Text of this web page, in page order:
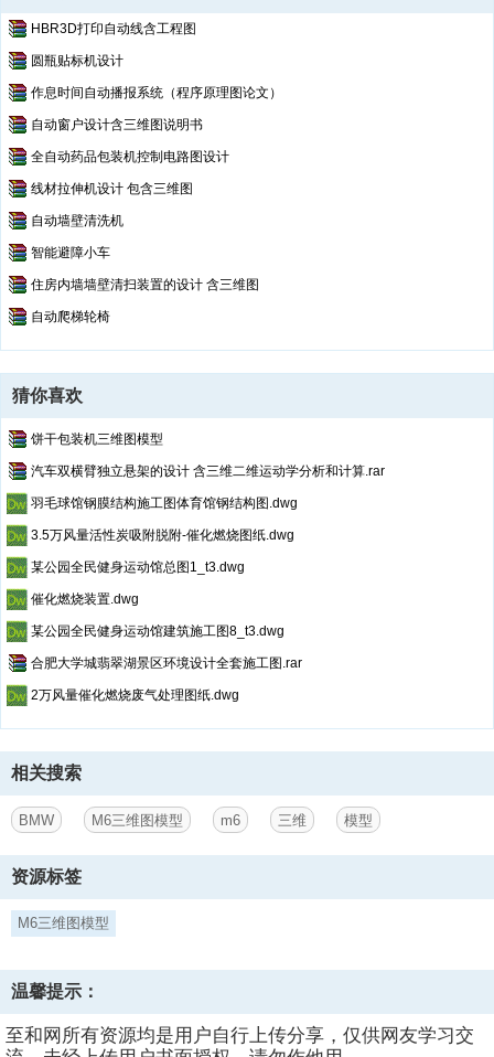
HBR3D打印自动线含工程图
圆瓶贴标机设计
作息时间自动播报系统（程序原理图论文）
自动窗户设计含三维图说明书
全自动药品包装机控制电路图设计
线材拉伸机设计 包含三维图
自动墙壁清洗机
智能避障小车
住房内墙墙壁清扫装置的设计 含三维图
自动爬梯轮椅
猜你喜欢
饼干包装机三维图模型
汽车双横臂独立悬架的设计 含三维二维运动学分析和计算.rar
羽毛球馆钢膜结构施工图体育馆钢结构图.dwg
3.5万风量活性炭吸附脱附-催化燃烧图纸.dwg
某公园全民健身运动馆总图1_t3.dwg
催化燃烧装置.dwg
某公园全民健身运动馆建筑施工图8_t3.dwg
合肥大学城翡翠湖景区环境设计全套施工图.rar
2万风量催化燃烧废气处理图纸.dwg
相关搜索
BMW M6三维图模型 m6 三维 模型
资源标签
M6三维图模型
温馨提示：
至和网所有资源均是用户自行上传分享，仅供网友学习交